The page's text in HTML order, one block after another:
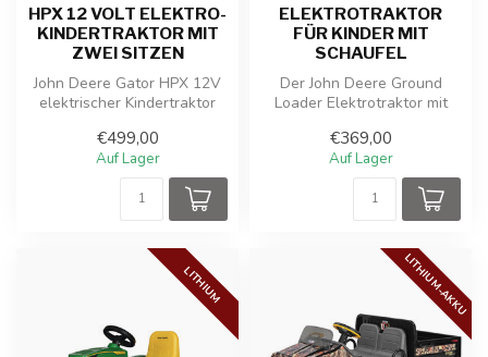
HPX 12 VOLT ELEKTRO-
KINDERTRAKTOR MIT
ZWEI SITZEN
John Deere Gator HPX 12V
elektrischer Kindertraktor
Geländ...
€499,00
Auf Lager
ELEKTROTRAKTOR
FÜR KINDER MIT
SCHAUFEL
Der John Deere Ground
Loader Elektrotraktor mit
Bagg...
€369,00
Auf Lager
LITHIUM LITHIUM-AKKU